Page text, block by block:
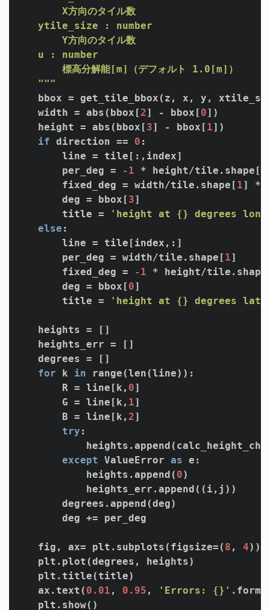
        X方向のタイル数
    ytile_size : number
        Y方向のタイル数
    u : number
        標高分解能[m]（デフォルト 1.0[m]）
    """
bbox = get_tile_bbox(z, x, y,
    width = abs(bbox[
2] - bbox[0])
    height = abs(bbox[
3] - bbox[1])
if direction == 0 :
        line = tile[:,index]
        per_deg =
-1 * height/tile.shape[
        fixed_deg = width/tile.shape[
1] *
        deg = bbox[
3]
        title =
'height at {} degrees
else :
        line = tile[index,:]
        per_deg = width/tile.shape[
1]
        fixed_deg =
-1 * height/
        deg = bbox[
0]
        title =
'height at {} degrees
    heights = []
    heights_err = []
    degrees = []
for k in range(len(line)):
        R = line[k,
0]
        G = line[k,
1]
        B = line[k,
2]
try :
except ValueError as e:
            heights.append(
0)
            heights_err.append((i,j))
        degrees.append(deg)
        deg += per_deg
    fig, ax= plt.subplots(figsize=(
8 , 4))
    plt.plot(degrees, heights)
    plt.title(title)
    ax.text(
0.01 , 0.95 , 'Errors: {}'